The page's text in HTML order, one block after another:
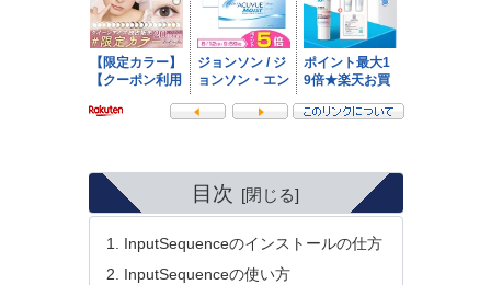
目次
InputSequenceのインストールの仕方
InputSequenceの使い方